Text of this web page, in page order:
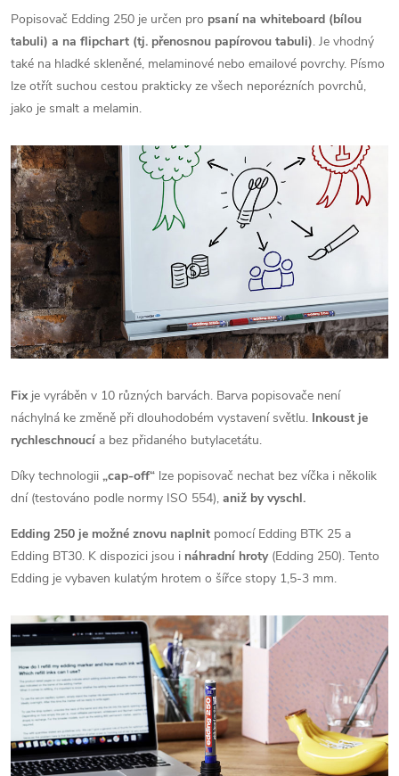
Popisovač Edding 250 je určen pro psaní na whiteboard (bílou
tabuli) a na flipchart (tj. přenosnou papírovou tabuli). Je vhodný
také na hladké skleněné, melaminové nebo emailové povrchy. Písmo
lze otřít suchou cestou prakticky ze všech neporézních povrchů,
jako je smalt a melamin.
Fixje vyráběn v 10 různých barvách. Barva popisovače není
náchylná ke změně při dlouhodobém vystavení světlu. Inkoust je
rychleschnoucí a bez přidaného butylacetátu.
Díky technologii „cap-off“ lze popisovač nechat bez víčka i několik
dní (testováno podle normy ISO 554), aniž by vyschl.
Edding 250 je možné znovu naplnit pomocí Edding BTK 25 a
Edding BT30. K dispozici jsou i náhradní hroty(Edding 250). Tento
Edding je vybaven kulatým hrotem o šířce stopy 1,5-3 mm.